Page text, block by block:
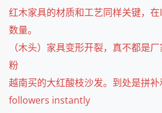
红木家具的材质和工艺同样关键，
数量。
（木头）家具变形开裂，真不都是
粉
越南买的大红酸枝沙发。到处是拼
followers instantly